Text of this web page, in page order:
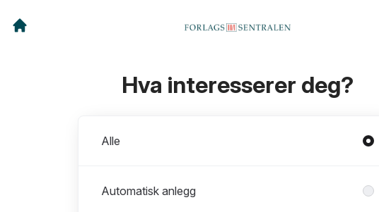
Hva interesserer deg?
Alle
Automatisk anlegg